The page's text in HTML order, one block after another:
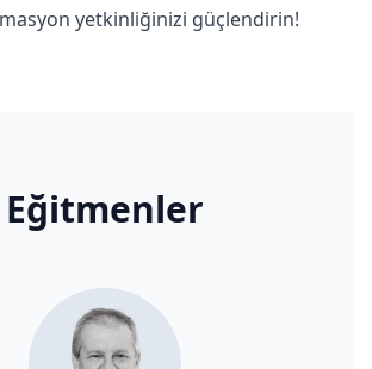
yetkinliğinizi güçlendirin!
Eğitmenler